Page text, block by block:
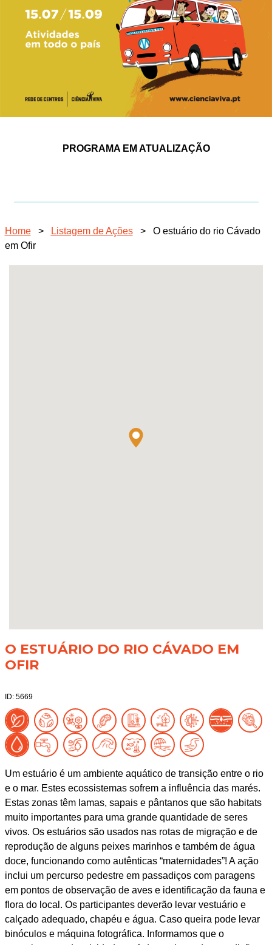
PROGRAMA EM ATUALIZAÇÃO
Home > Listagem de Ações >
O estuário do rio Cávado
em Ofir
O ESTUÁRIO DO RIO CÁVADO EM
OFIR
ID: 5669
Um estuário é um ambiente aquático de transição entre o rio
e o mar. Estes ecossistemas sofrem a influência das marés.
Estas zonas têm lamas, sapais e pântanos que são habitats
muito importantes para uma grande quantidade de seres
vivos. Os estuários são usados nas rotas de migração e de
reprodução de alguns peixes marinhos e também de água
doce, funcionando como autênticas “maternidades”! A ação
inclui um percurso pedestre em passadiços com paragens
em pontos de observação de aves e identificação da fauna e
flora do local. Os participantes deverão levar vestuário e
calçado adequado, chapéu e água. Caso queira pode levar
binóculos e máquina fotográfica. Informamos que o